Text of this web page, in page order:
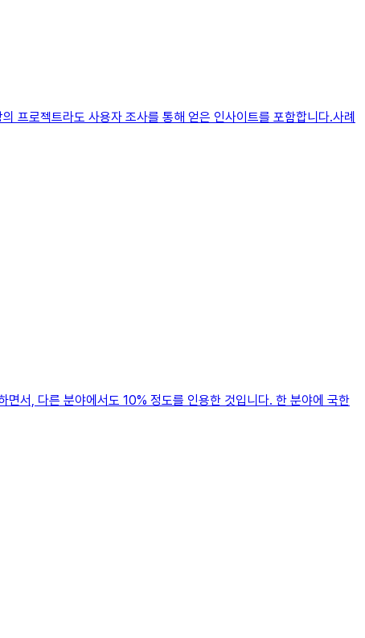
프로젝트라도 사용자 조사를 통해 얻은 인사이트를 포함합니다.사례
서, 다른 분야에서도 10% 정도를 인용한 것입니다. 한 분야에 국한